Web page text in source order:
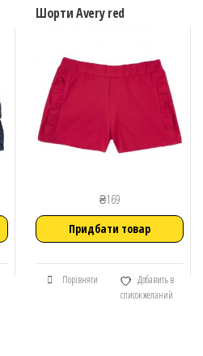
Шорти Avery red
₴169
Придбати товар
Порівняти
Добавить в
список желаний